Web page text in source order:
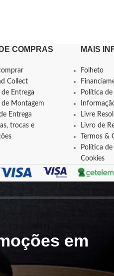
COMPRAS
Collect
Entrega
de Montagem
Entrega
trocas e
MAIS
Folheto
Política
Livre
Livro de
Termos &
Política
Cookies
em